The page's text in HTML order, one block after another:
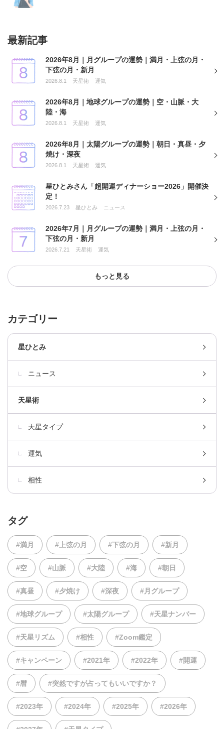
最新記事
2026年8月｜月グループの運勢｜満月・上弦の月・
下弦の月・新月
2026.8.1 天星術 運気
2026年8月｜地球グループの運勢｜空・山脈・大
陸・海
2026.8.1 天星術 運気
2026年8月｜太陽グループの運勢｜朝日・真昼・夕
焼け・深夜
2026.8.1 天星術 運気
星ひとみさん「超開運ディナーショー2026」開催決
定！
2026.7.23 星ひとみ ニュース
2026年7月｜月グループの運勢｜満月・上弦の月・
下弦の月・新月
2026.7.21 天星術 運気
もっと見る
カテゴリー
星ひとみ
ニュース
天星術
天星タイプ
運気
相性
タグ
#満月 #上弦の月 #下弦の月 #新月
#空 #山脈 #大陸 #海 #朝日
#真昼 #夕焼け #深夜 #月グループ
#地球グループ #太陽グループ #天星ナンバー
#天星リズム #相性 #Zoom鑑定
#キャンペーン #2021年 #2022年 #開運
#暦 #突然ですが占ってもいいですか？
#2023年 #2024年 #2025年 #2026年